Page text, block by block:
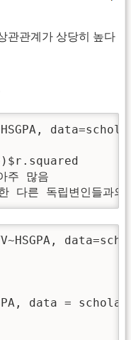
관관계가 상당히 높다
주 많음
다른 독립변인들과
data =